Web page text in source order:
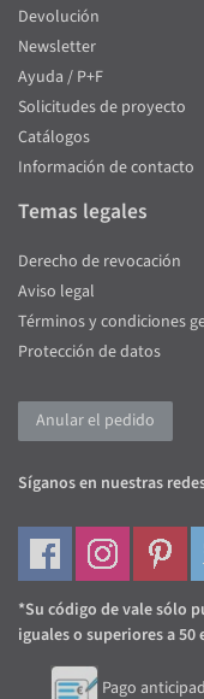
Devolución
Newsletter
Ayuda / P+F
Solicitudes de proyecto
Catálogos
Información de contacto
Temas legales
Derecho de revocación
Aviso legal
Términos y condiciones
Protección de datos
Anular el pedido
Síganos en nuestras
*Su código de vale sólo
iguales o superiores a
Pago